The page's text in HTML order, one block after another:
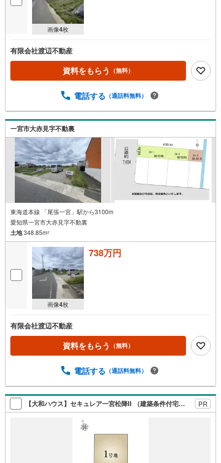
画像4枚
有限会社渡辺不動産
資料をもらう （無料）
電話する （通話料無料）
一宮市大赤見字不動裏
東海道本線 「尾張一宮」駅から3100m
愛知県一宮市大赤見字不動裏
土地348.85m2
画像4枚
738万円
有限会社渡辺不動産
資料をもらう （無料）
電話する （通話料無料）
【大和ハウス】セキュレア一宮松降II （建築条件付宅地分譲） PR